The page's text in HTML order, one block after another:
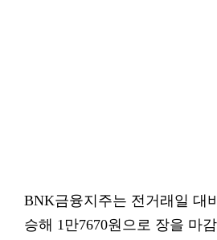
BNK금융지주는 전거래일 대
승해 1만7670원으로 장을 마